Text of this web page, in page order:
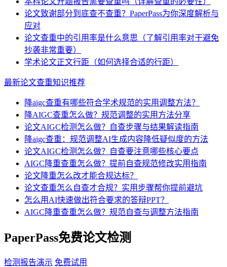
论文致谢部分到底查不查重？PaperPass为你深度解析与
应对
论文查重中的引用率是什么意思（了解引用率对于避免
抄袭非常重要）
学术论文正文行距（如何选择合适的行距）
最新论文查重知识推荐
降aigc查重有哪些符合学术规范的实用调整方法？
降AIGC查重怎么做？规范调整的实用方法分享
论文AIGC检测怎么做？自查步骤与结果解读指南
降aigc查重：规范调整AI生成内容降低疑似度的方法
论文AIGC检测怎么做？自查要注意哪些核心要点
AIGC降重查重怎么做？提前自查规范修改实用指南
论文降重怎么改才能合规达标？
论文查重怎么自查才合规？实用步骤帮你提前避坑
怎么用AI快速做出符合要求的答辩PPT？
AIGC降重查重怎么做？规范自查与调整方法指南
PaperPass免费论文检测
检测报告演示 免费试用